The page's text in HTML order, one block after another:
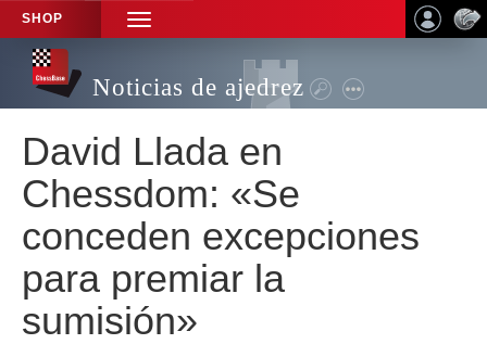
SHOP
TOGGLE
NAVIGATION
Noticias de ajedrez
David Llada en
Chessdom: «Se
conceden excepciones
para premiar la
sumisión»